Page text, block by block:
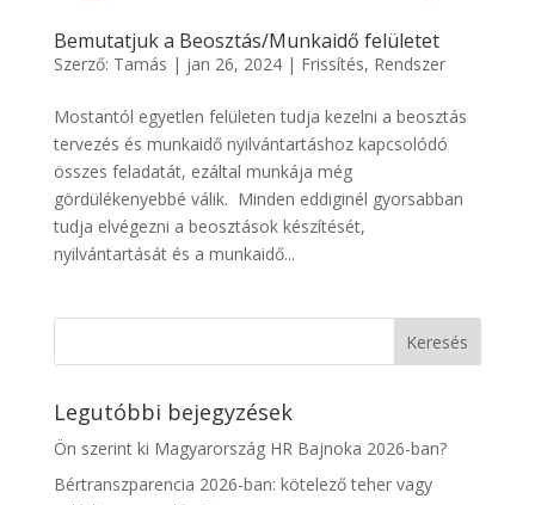
Bemutatjuk a Beosztás/Munkaidő felületet
Szerző: Tamás | jan 26, 2024| Frissítés, Rendszer
Mostantól egyetlen felületen tudja kezelni a beosztás
tervezés és munkaidő nyilvántartáshoz kapcsolódó
összes feladatát, ezáltal munkája még
gördülékenyebbé válik. Minden eddiginél gyorsabban
tudja elvégezni a beosztások készítését,
nyilvántartását és a munkaidő...
Legutóbbi bejegyzések
Ön szerint ki Magyarország HR Bajnoka 2026-ban?
Bértranszparencia 2026-ban: kötelező teher vagy